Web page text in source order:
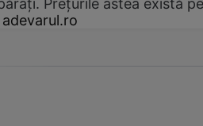
Prețurile astea există
adevarul.ro